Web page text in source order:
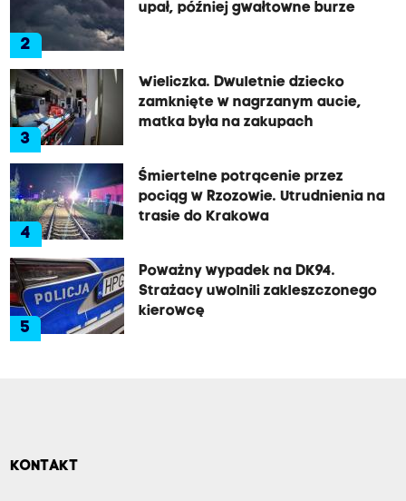
2
upał, później gwałtowne burze
3
Wieliczka. Dwuletnie dziecko
zamknięte w nagrzanym aucie,
matka była na zakupach
4
Śmiertelne potrącenie przez
pociąg w Rzozowie. Utrudnienia na
trasie do Krakowa
5
Poważny wypadek na DK94.
Strażacy uwolnili zakleszczonego
kierowcę
KONTAKT